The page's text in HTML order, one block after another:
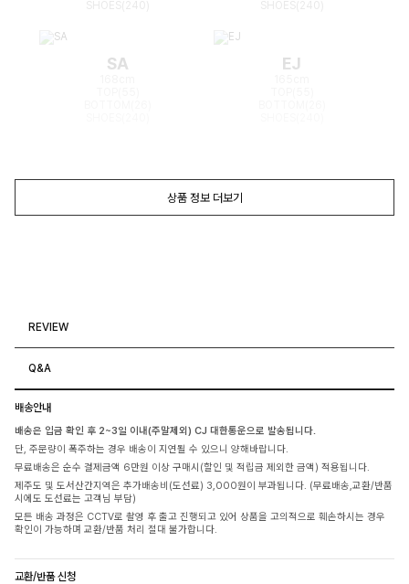
SA EJ
상품 정보 더보기
REVIEW
Q&A
배송안내
배송은 입금 확인 후 2~3일 이내(주말제외) CJ 대한통운으로 발송됩니다.
단, 주문량이 폭주하는 경우 배송이 지연될 수 있으니 양해바랍니다.
무료배송은 순수 결제금액 6만원 이상 구매시(할인 및 적립금 제외한 금액) 적용됩니다.
제주도 및 도서산간지역은 추가배송비(도선료) 3,000원이 부과됩니다. (무료배송,교환/반품
시에도 도선료는 고객님 부담)
모든 배송 과정은 CCTV로 촬영 후 출고 진행되고 있어 상품을 고의적으로 훼손하시는 경우
확인이 가능하며 교환/반품 처리 절대 불가합니다.
교환/반품 신청